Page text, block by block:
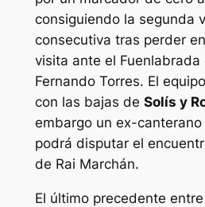
consiguiendo la segunda
consecutiva tras perder
visita ante el Fuenlabrada
Fernando Torres. El
con las bajas de Solís y
embargo un ex-
podrá disputar el
de Rai Marchán.
El último precedente